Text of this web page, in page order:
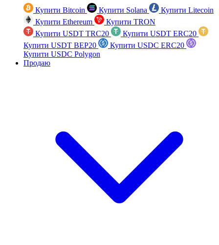
Купити Bitcoin Купити Solana
Купити Litecoin
Купити Ethereum
Купити TRON
Купити USDT TRC20
Купити USDT ERC20
Купити USDT BEP20
Купити USDC ERC20
Купити USDC Polygon
Продаю